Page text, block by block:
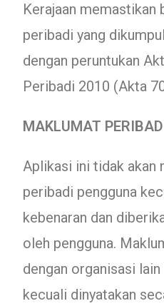
Kerajaan memastikan
peribadi yang
dengan peruntukan
Peribadi 2010 (Akta
MAKLUMAT
Aplikasi ini tidak akan
peribadi pengguna
kebenaran dan
oleh pengguna.
dengan organisasi
kecuali dinyatakan